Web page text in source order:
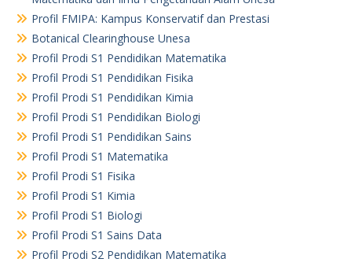
Profil FMIPA: Kampus Konservatif dan Prestasi
Botanical Clearinghouse Unesa
Profil Prodi S1 Pendidikan Matematika
Profil Prodi S1 Pendidikan Fisika
Profil Prodi S1 Pendidikan Kimia
Profil Prodi S1 Pendidikan Biologi
Profil Prodi S1 Pendidikan Sains
Profil Prodi S1 Matematika
Profil Prodi S1 Fisika
Profil Prodi S1 Kimia
Profil Prodi S1 Biologi
Profil Prodi S1 Sains Data
Profil Prodi S2 Pendidikan Matematika